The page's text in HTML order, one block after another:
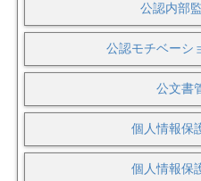
公認内部
公認モチベーシ
公文書
個人情報保
個人情報保